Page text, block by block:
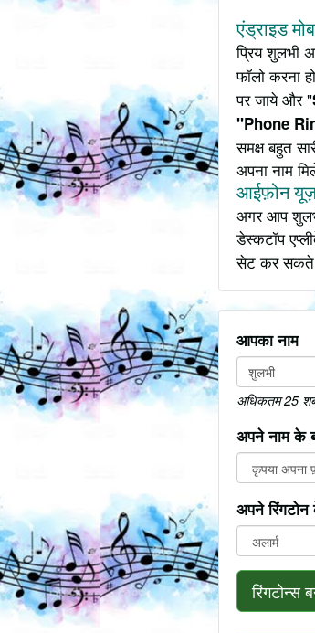
एंड्राइड
प्रिय
फॉलो करना
पर जाये और "
"Phone
समक्ष बहुत
अपना नाम
आईफ़ोन
अगर आप
डेस्कटॉप
सेट कर सकते
आपका नाम
अधिकतम 25
अपने नाम के
अपने
रिंगटोन्स